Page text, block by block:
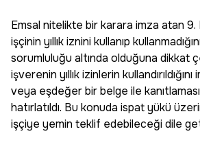
Emsal nitelikte bir karara imza atan 9.
işçinin yıllık iznini kullanıp
sorumluluğu altında olduğuna dikkat
işverenin yıllık izinlerin
veya eşdeğer bir belge ile
hatırlatıldı. Bu konuda ispat yükü
işçiye yemin teklif edebileceği dile